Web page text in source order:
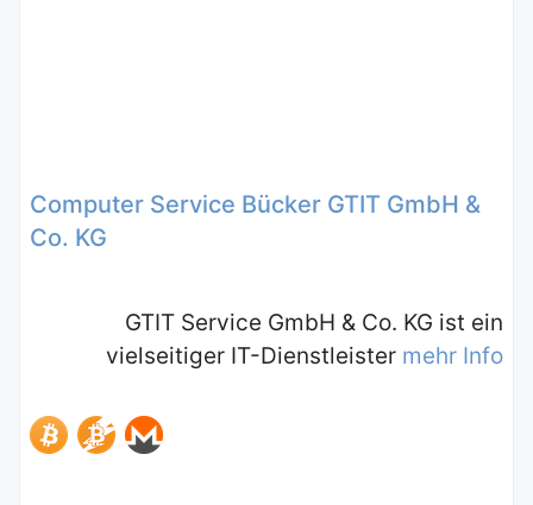
Computer Service Bücker GTIT GmbH &
Co. KG
GTIT Service GmbH & Co. KG ist ein
vielseitiger IT-Dienstleister mehr Info